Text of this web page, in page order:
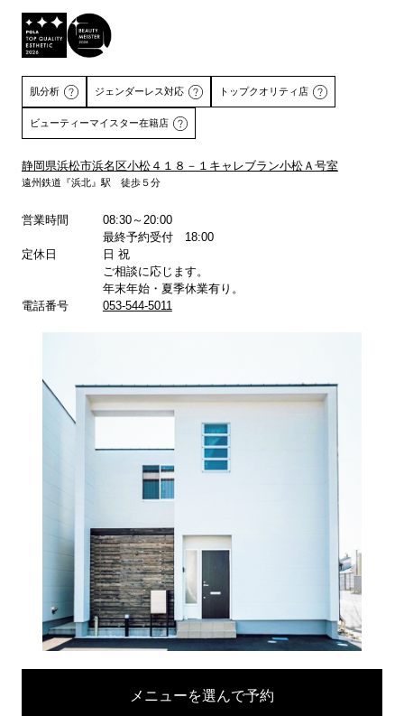
肌分析 ジェンダーレス対応 トップクオリティ店
ビューティーマイスター在籍店
静岡県浜松市浜名区小松４１８－１キャレブラン小松Ａ号室
遠州鉄道『浜北』駅 徒歩５分
営業時間
08:30～20:00
最終予約受付 18:00
定休日
日 祝
ご相談に応じます。
年末年始・夏季休業有り。
電話番号
053-544-5011
メニューを選んで予約